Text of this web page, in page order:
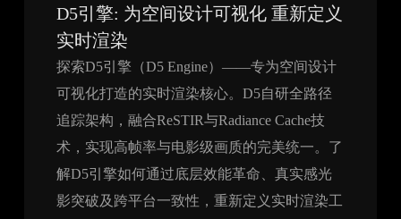
D5引擎: 为空间设计可视化 重新定义
实时渲染
探索D5引擎（D5 Engine）——专为空间设计
可视化打造的实时渲染核心。D5自研全路径
追踪架构，融合ReSTIR与Radiance Cache技
术，实现高帧率与电影级画质的完美统一。了
解D5引擎如何通过底层效能革命、真实感光
影突破及跨平台一致性，重新定义实时渲染工